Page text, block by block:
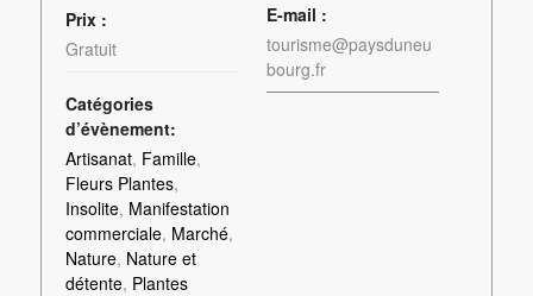
Prix :
Gratuit
Catégories
d’évènement:
Artisanat, Famille,
Fleurs Plantes,
Insolite, Manifestation
commerciale, Marché,
Nature, Nature et
détente, Plantes
E-mail :
tourisme@paysduneu
bourg.fr